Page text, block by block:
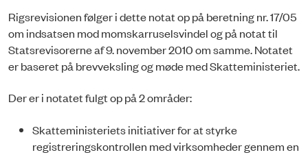
Rigsrevisionen følger i dette notat op på beretning nr. 17/05
om indsatsen mod momskarruselsvindel og på notat til
Statsrevisorerne af 9. november 2010 om samme. Notatet
er baseret på brevveksling og møde med Skatteministeriet.
Der er i notatet fulgt op på 2 områder:
Skatteministeriets initiativer for at styrke
registreringskontrollen med virksomheder gennem en